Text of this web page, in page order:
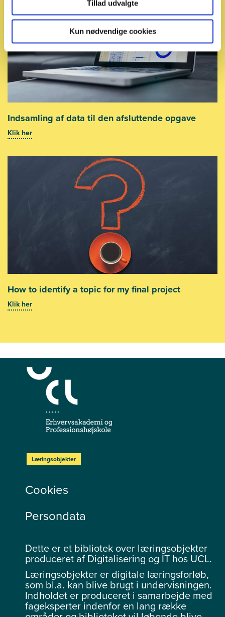
Tillad udvalgte
Kun nødvendige cookies
Indsamling af data til den afsluttende opgave
Klik her
How to identify a topic for my final project
Klik her
Læringsobjekter
Cookies
Persondata
Dette er et bibliotek over læringsobjekter
produceret af Digitalisering og IT hos UCL.
Læringsobjekter er digitale læringsforløb,
som bl.a. kan blive brugt i undervisningen.
Indholdet er produceret i samarbejde med
fageksperter indenfor en lang række